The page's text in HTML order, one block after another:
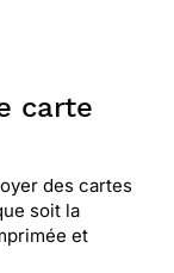
carte
des cartes
soit la
et